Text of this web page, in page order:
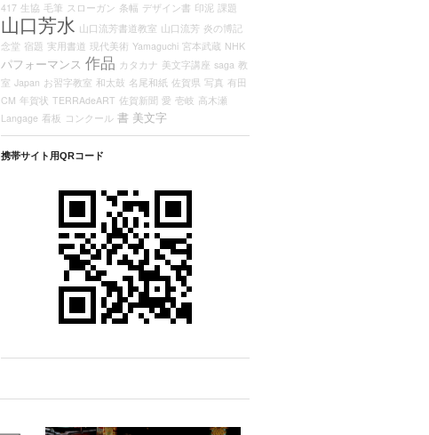
417 生協 毛筆 スローガン 条幅 デザイン書 印泥 課題
山口芳水 山口流芳書道教室 山口流芳 炎の博記
念堂 宿題 実用書道 現代美術 Yamaguchi 宮本武蔵 NHK
パフォーマンス 作品 カタカナ 美文字講座 saga 教
室 Japan お習字教室 和太鼓 名尾和紙 佐賀県 写真 有田
CM 年賀状 TERRAdeART 佐賀新聞 愛 壱岐 高木瀬
Langage 看板 コンクール 書 美文字
携帯サイト用QRコード